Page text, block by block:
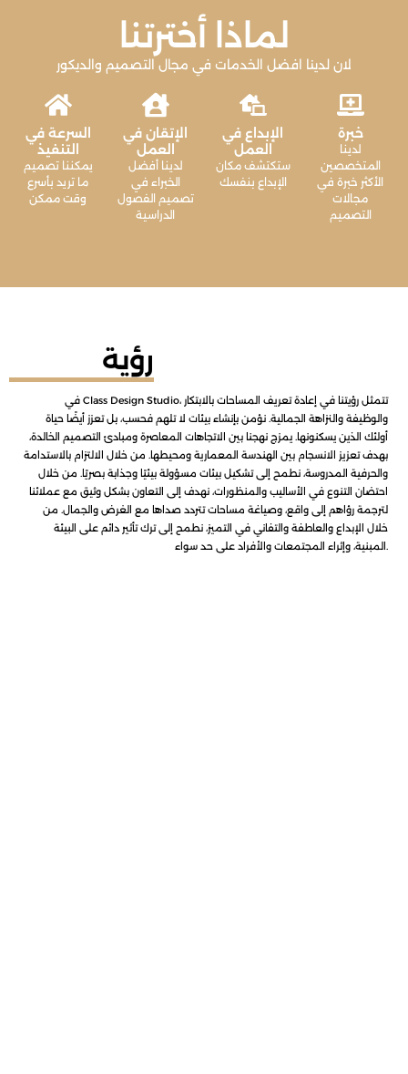
لماذا أخترتنا
لان لدينا افضل الخدمات في مجال التصميم والديكور
السرعة في
التنفيذ
يمكننا تصميم
ما تريد بأسرع
وقت ممكن
الإتقان في
العمل
لدينا أفضل
الخبراء في
تصميم الفصول
الدراسية
الإبداع في
العمل
ستكتشف مكان
الإبداع بنفسك
خبرة
لدينا
المتخصصين
الأكثر خبرة في
مجالات
التصميم
رؤية
في Class Design Studio، تتمثل رؤيتنا في إعادة تعريف المساحات بالابتكار
والوظيفة والنزاهة الجمالية. نؤمن بإنشاء بيئات لا تلهم فحسب، بل تعزز أيضًا حياة
أولئك الذين يسكنونها. يمزج نهجنا بين الاتجاهات المعاصرة ومبادئ التصميم الخالدة،
بهدف تعزيز الانسجام بين الهندسة المعمارية ومحيطها. من خلال الالتزام بالاستدامة
والحرفية المدروسة، نطمح إلى تشكيل بيئات مسؤولة بيئيًا وجذابة بصريًا. من خلال
احتضان التنوع في الأساليب والمنظورات، نهدف إلى التعاون بشكل وثيق مع عملائنا
لترجمة رؤاهم إلى واقع، وصياغة مساحات تتردد صداها مع الغرض والجمال. من
خلال الإبداع والعاطفة والتفاني في التميز، نطمح إلى ترك تأثير دائم على البيئة
المبنية، وإثراء المجتمعات والأفراد على حد سواء.